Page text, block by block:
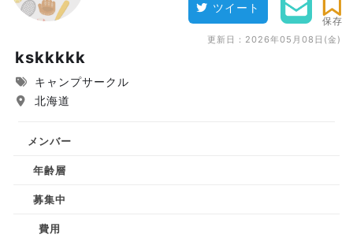
ツイート
保存
更新日： 2026年05月08日(金)
kskkkkk
キャンプサークル
北海道
メンバー
年齢層
募集中
費用